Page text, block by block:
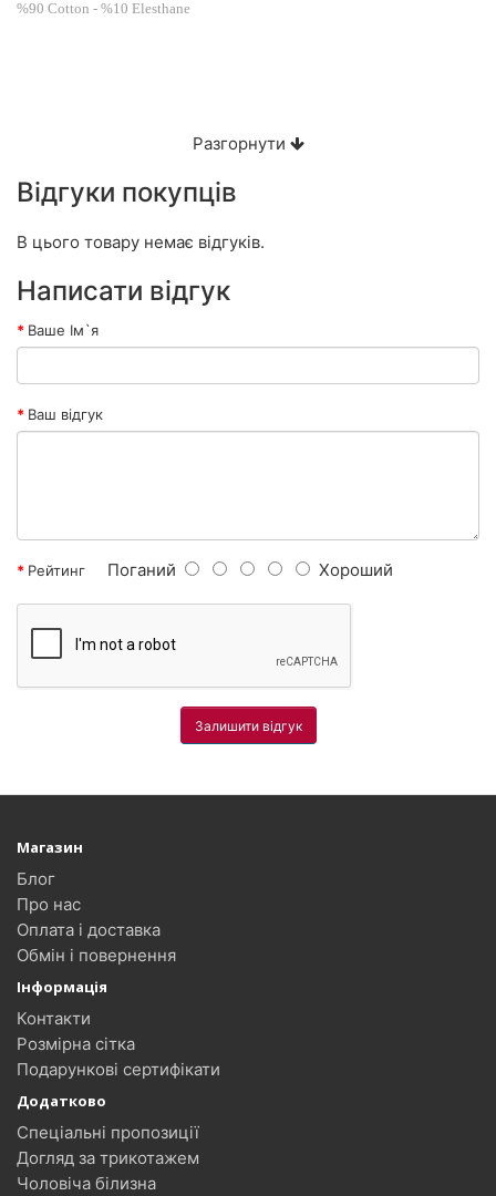
%90 Cotton - %10 Elesthane
Разгорнути
Відгуки покупців
В цього товару немає відгуків.
Написати відгук
Ваше Ім`я
Ваш відгук
Рейтинг Поганий Хороший
Залишити відгук
Магазин
Блог
Про нас
Оплата і доставка
Обмін і повернення
Інформація
Контакти
Розмірна сітка
Подарункові сертифікати
Додатково
Спеціальні пропозиції
Догляд за трикотажем
Чоловіча білизна